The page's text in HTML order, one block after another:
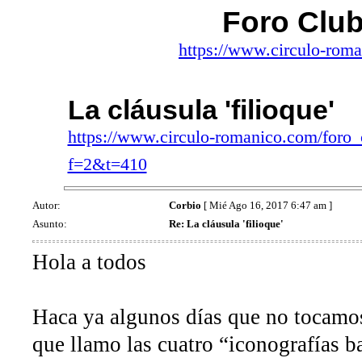
Foro
https://www.circulo-
La cláusula 'filioque'
https://www.circulo-romanico.com/
f=2&t=410
Autor: Corbio [ Mié Ago 16, 2017 6:47 am ]
Asunto:
Re: La cláusula 'filioque'
Hola a todos
Haca ya algunos días que no
que llamo las cuatro “iconografías